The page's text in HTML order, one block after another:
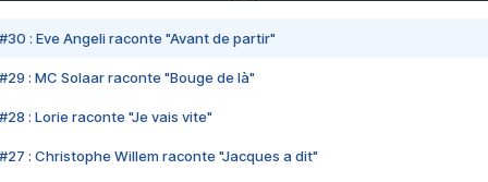
#30 : Eve Angeli raconte "Avant de partir"
#29 : MC Solaar raconte "Bouge de là"
#28 : Lorie raconte "Je vais vite"
#27 : Christophe Willem raconte "Jacques a dit"